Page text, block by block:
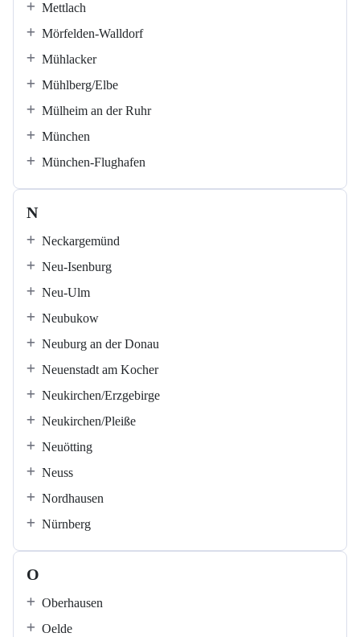
Mettlach
Mörfelden-Walldorf
Mühlacker
Mühlberg/Elbe
Mülheim an der Ruhr
München
München-Flughafen
N
Neckargemünd
Neu-Isenburg
Neu-Ulm
Neubukow
Neuburg an der Donau
Neuenstadt am Kocher
Neukirchen/Erzgebirge
Neukirchen/Pleiße
Neuötting
Neuss
Nordhausen
Nürnberg
O
Oberhausen
Oelde